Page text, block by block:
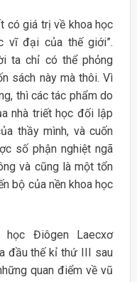
có giá trị về khoa học
vĩ đại của thế giới”.
ta chỉ có thể phỏng
sách này mà thôi. Vì
thì các tác phẩm do
nhà triết học đối lập
thầy mình, và cuốn
số phận nghiệt ngã
và cũng là một tổn
bộ của nền khoa học
Điôgen Laecxơ
đầu thế kỉ thứ III sau
quan điểm về vũ